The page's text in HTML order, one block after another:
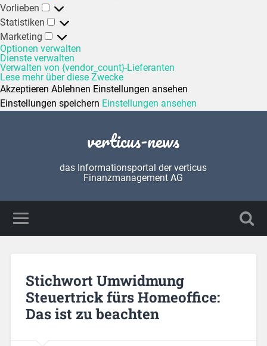
Vorlieben
Statistiken
Marketing
Optionen verwalten
Dienste verwalten
Verwalten von {vendor_count}-Lieferanten
Lese mehr über diese Zwecke
Akzeptieren Ablehnen Einstellungen ansehen
Einstellungen speichern Einstellungen ansehen
verticus-news
das Informationsportal der verticus
Finanzmanagement AG
Stichwort Umwidmung
Steuertrick fürs Homeoffice:
Das ist zu beachten